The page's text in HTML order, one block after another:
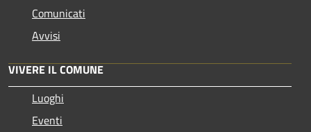
Comunicati
Avvisi
VIVERE IL COMUNE
Luoghi
Eventi